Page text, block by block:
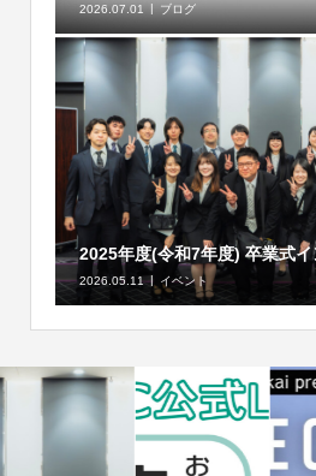
2026.07.01 ブログ
2025年度(令和7年度) 卒業式イ
2026.05.11 イベント